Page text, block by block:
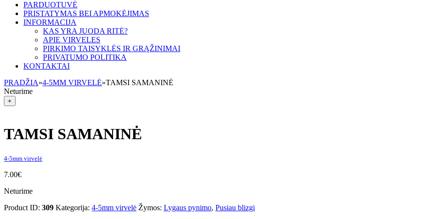
PARDUOTUVĖ
PRISTATYMAS BEI APMOKĖJIMAS
INFORMACIJA
KAS YRA JUODA RITĖ?
APIE VIRVELES
PIRKIMO TAISYKLĖS IR GRĄŽINIMAI
PRIVATUMO POLITIKA
KONTAKTAI
PRADŽIA»4-5MM VIRVELĖ»TAMSI SAMANINĖ
Neturime
+
TAMSI SAMANINĖ
4-5mm virvelė
7.00€
Neturime
Product ID: 309 Kategorija: 4-5mm virvelė Žymos: Lygaus pynimo, Pusiau blizgi